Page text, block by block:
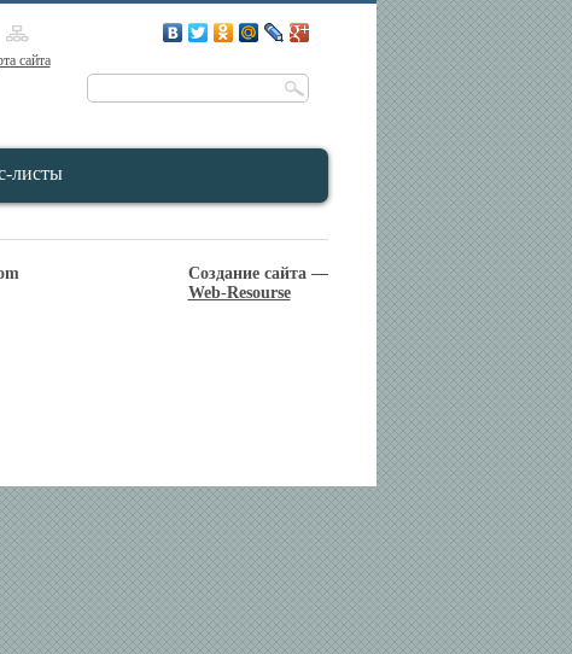
сайта
листы
Создание сайта —
Web-Resourse